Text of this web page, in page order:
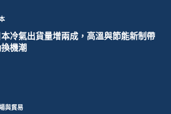
本冷氣出貨量增兩成，高溫與節能新制帶
機潮
與貿易